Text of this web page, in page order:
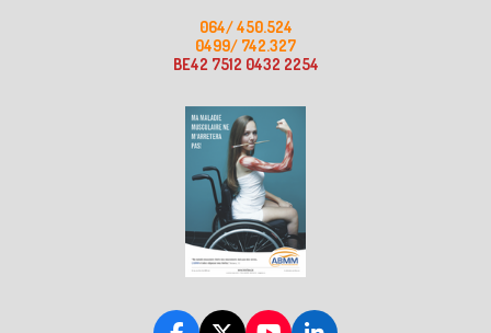
064/ 450.524
0499/ 742.327
BE42 7512 0432 2254